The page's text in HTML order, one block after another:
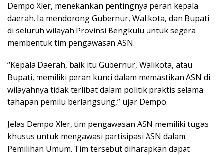
Dempo Xler, menekankan pentingnya peran kepala
daerah. Ia mendorong Gubernur, Walikota, dan Bupati
di seluruh wilayah Provinsi Bengkulu untuk segera
membentuk tim pengawasan ASN.
“Kepala Daerah, baik itu Gubernur, Walikota, atau
Bupati, memiliki peran kunci dalam memastikan ASN di
wilayahnya tidak terlibat dalam politik praktis selama
tahapan pemilu berlangsung,” ujar Dempo.
Jelas Dempo Xler, tim pengawasan ASN memiliki tugas
khusus untuk mengawasi partisipasi ASN dalam
Pemilihan Umum. Tim tersebut diharapkan dapat